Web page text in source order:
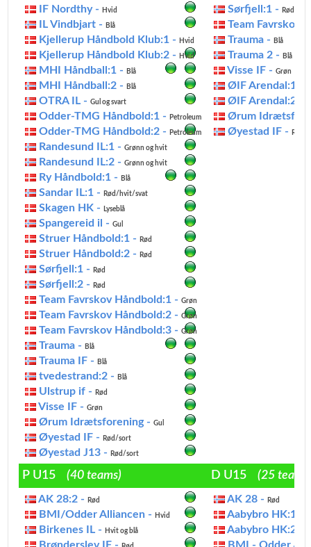
IF Nordthy - Hvid
IL Vindbjart - Blå
Kjellerup Håndbold Klub:1 - Hvid
Kjellerup Håndbold Klub:2 - Hvid
MHI Håndball:1 - Blå
MHI Håndball:2 - Blå
OTRA IL - Gul og svart
Odder-TMG Håndbold:1 - Petroleum
Odder-TMG Håndbold:2 - Petroleum
Randesund IL:1 - Grønn og hvit
Randesund IL:2 - Grønn og hvit
Ry Håndbold:1 - Blå
Sandar IL:1 - Rød/hvit/svat
Skagen HK - Lyseblå
Spangereid il - Gul
Struer Håndbold:1 - Rød
Struer Håndbold:2 - Rød
Sørfjell:1 - Rød
Sørfjell:2 - Rød
Team Favrskov Håndbold:1 - Grøn
Team Favrskov Håndbold:2 - Grøn
Team Favrskov Håndbold:3 - Grøn
Trauma - Blå
Trauma IF - Blå
tvedestrand:2 - Blå
Ulstrup if - Rød
Visse IF - Grøn
Ørum Idrætsforening - Gul
Øyestad IF - Rød/sort
Øyestad J13 - Rød/sort
Sørfjell:1 -
Røde
Team Favrskov
Trauma -
Blå
Trauma 2 - Blå
Visse IF - Grøn
ØIF Arendal:1 -
ØIF Arendal:2 -
Ørum
Øyestad IF -
Rød
P U15 (40 teams) D U15 (25
AK 28:2 - Rød
BMI/Odder Alliancen - Hvid
Birkenes IL - Hvit og blå
AK 28 - Rød
Aabybro HK:1 -
Aabybro HK:2 -